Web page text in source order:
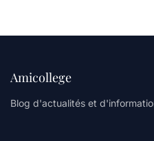
Amicollege
Blog d'actualités et